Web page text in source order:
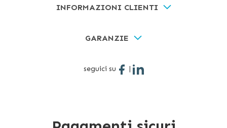
INFORMAZIONI CLIENTI
GARANZIE
seguici su |